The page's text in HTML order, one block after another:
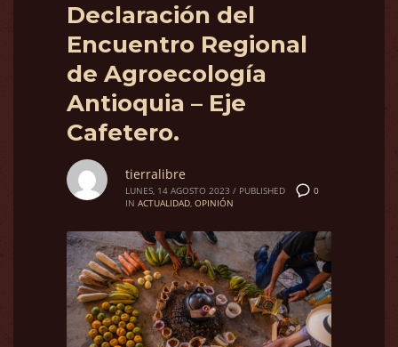
Declaración del
Encuentro Regional
de Agroecología
Antioquia – Eje
Cafetero.
0
tierralibre
LUNES, 14 AGOSTO 2023 / PUBLISHED
IN ACTUALIDAD, OPINIÓN